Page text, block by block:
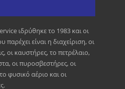
ιδρύθηκε το 1983 και οι
παρέχει είναι η διαχείριση, οι
οι καυστήρες, το πετρέλαιο,
οι πυροσβεστήρες, οι
φυσικό αέριο και οι